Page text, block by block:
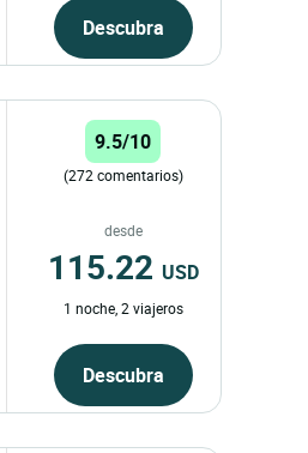
Descubra
9.5/10
(272 comentarios)
desde
115.22 USD
1 noche, 2 viajeros
Descubra